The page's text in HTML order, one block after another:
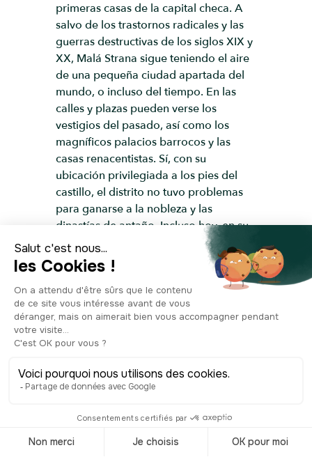
primeras casas de la capital checa. A
salvo de los trastornos radicales y las
guerras destructivas de los siglos XIX y
XX, Malá Strana sigue teniendo el aire
de una pequeña ciudad apartada del
mundo, o incluso del tiempo. En las
calles y plazas pueden verse los
vestigios del pasado, así como los
magníficos palacios barrocos y las
casas renacentistas. Sí, con su
ubicación privilegiada a los pies del
castillo, el distrito no tuvo problemas
para ganarse a la nobleza y las
dinastías de antaño. Incluso hoy, en su
bien conservado entorno, Malá Strana
cautiva. ¡Y nosotros somos los
primeros!